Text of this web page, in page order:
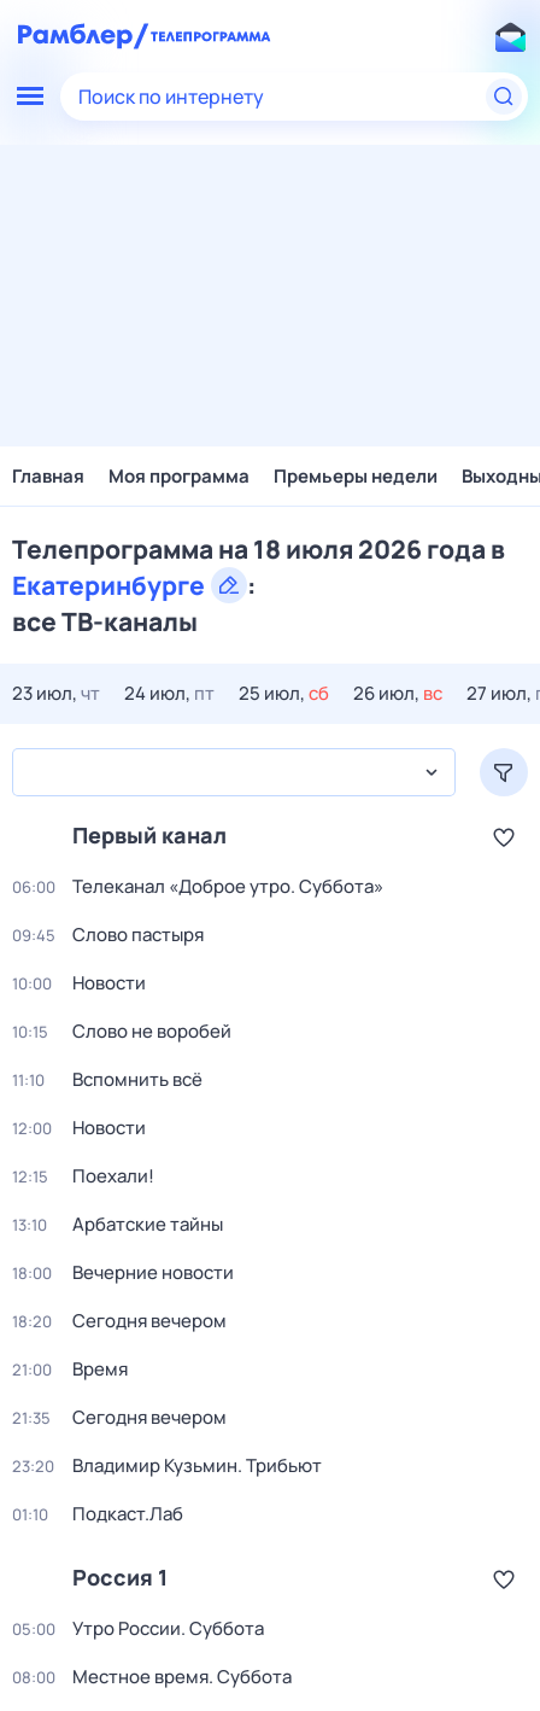
Поиск по интернету
Главная Моя программа Премьеры недели
Телепрограмма на 18 июля 2026 года в
Екатеринбурге
:
все ТВ-каналы
23 июл,чт 24 июл, пт 25 июл,сб 26 июл, вс 27 июл,
Первый канал
06:00 Телеканал «Доброе утро. Суббота»
09:45 Слово пастыря
10:00 Новости
10:15 Слово не воробей
11:10 Вспомнить всё
12:00 Новости
12:15 Поехали!
13:10 Арбатские тайны
18:00 Вечерние новости
18:20 Сегодня вечером
21:00 Время
21:35 Сегодня вечером
23:20 Владимир Кузьмин. Трибьют
01:10 Подкаст.Лаб
Россия 1
05:00 Утро России. Суббота
08:00 Местное время. Суббота